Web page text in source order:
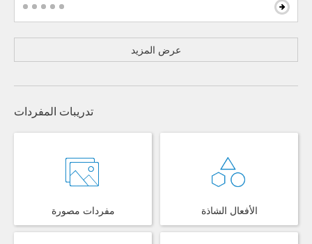
عرض المزيد
تدريبات المفردات
مفردات مصورة الأفعال الشاذة